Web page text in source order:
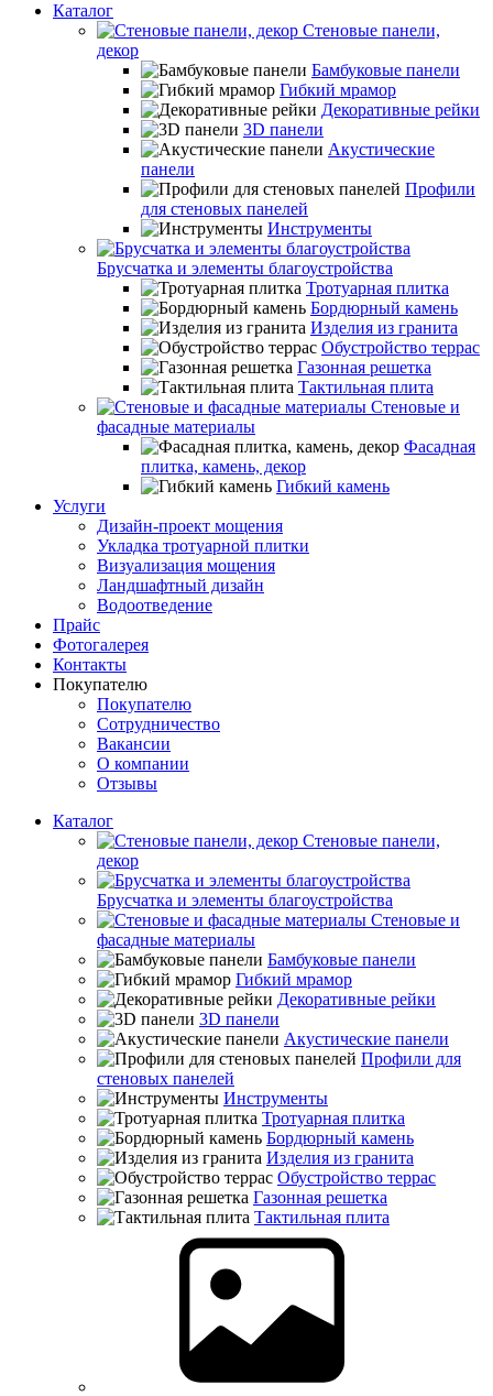
Каталог
Стеновые панели,
декор
Бамбуковые панели
Гибкий мрамор
Декоративные рейки
3D панели
Акустические
панели
Профили
для стеновых панелей
Инструменты
Брусчатка и элементы благоустройства
Тротуарная плитка
Бордюрный камень
Изделия из гранита
Обустройство террас
Газонная решетка
Тактильная плита
Стеновые и
фасадные материалы
Фасадная
плитка, камень, декор
Гибкий камень
Услуги
Дизайн-проект мощения
Укладка тротуарной плитки
Визуализация мощения
Ландшафтный дизайн
Водоотведение
Прайс
Фотогалерея
Контакты
Покупателю
Покупателю
Сотрудничество
Вакансии
О компании
Отзывы
Каталог
Стеновые панели,
декор
Брусчатка и элементы благоустройства
Стеновые и
фасадные материалы
Бамбуковые панели
Гибкий мрамор
Декоративные рейки
3D панели
Акустические панели
Профили для
стеновых панелей
Инструменты
Тротуарная плитка
Бордюрный камень
Изделия из гранита
Обустройство террас
Газонная решетка
Тактильная плита